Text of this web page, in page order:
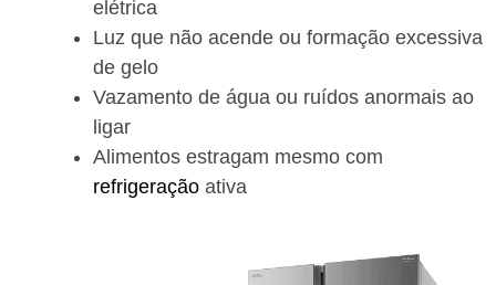
elétrica
Luz que não acende ou formação excessiva
de gelo
Vazamento de água ou ruídos anormais ao
ligar
Alimentos estragam mesmo com
refrigeração ativa